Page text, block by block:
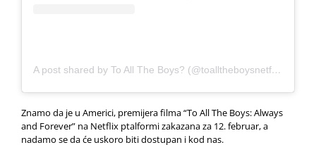
A post shared by To All The Boys? (@toalltheboysnetflix)
Znamo da je u Americi, premijera filma “To All The Boys: Always
and Forever” na Netflix ptalformi zakazana za 12. februar, a
nadamo se da će uskoro biti dostupan i kod nas.